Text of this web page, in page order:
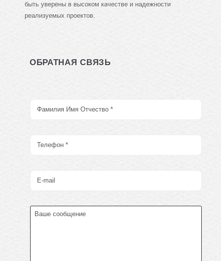
быть уверены в высоком качестве и надежности
реализуемых проектов.
ОБРАТНАЯ СВЯЗЬ